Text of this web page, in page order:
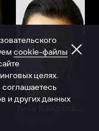
cookie-файлы
целях.
и других данных